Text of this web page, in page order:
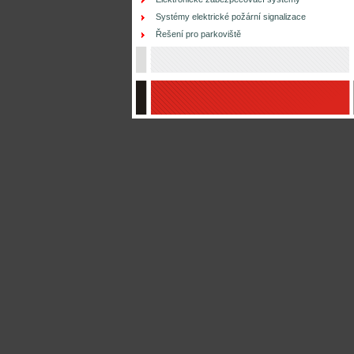
Systémy elektrické požární signalizace
Řešení pro parkoviště